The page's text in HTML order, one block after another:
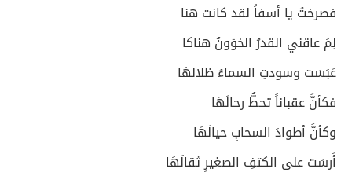
فصرختُ يا أسفاً لقد كانت هنا
لِمَ عاقني القدرُ الخؤونُ هناكا
عَبَسَت وسودتِ السماءُ ظلالهَا
فكأنَّ عقباناً تحطُّ رحالَهَا
وكأنَّ أطوادَ السحابِ حيالَهَا
أَرسَت على الكتفِ الصغيرِ ثقالَهَا